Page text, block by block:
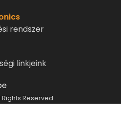
rendszer
linkjeink
Rights Reserved.